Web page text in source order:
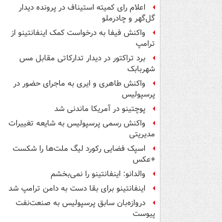
اعلام رای کمیته استیناف در پرونده دیدار
گل‌گهر و چادرملو
واکنش فیفا به درخواست کمک اینفانتینو از
ترامپ
برد تراکتور در دیدار تدارکاتی مقابل مس
شهربابک
واکنش طاهری و ایری به ماجرای حضور در
پرسپولیس
پوچتینو در آمریکا ماندنی شد
واکنش رسمی پرسپولیس به شایعه تغییرات
مدیریتی
اسپک فضایی رکورد لیگ ملت‌ها را شکست
+عکس
والدانو: اینفانتینو را نمی‌بخشم
اینفانتینو برای بقا دست به دامن ترامپ شد
دروازه‌بان سابق پرسپولیس به صنعت‌نفت
پیوست